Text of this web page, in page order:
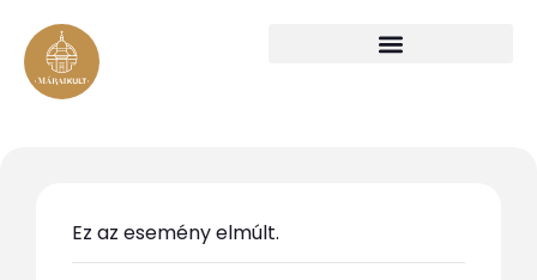
Ez az esemény elmúlt.